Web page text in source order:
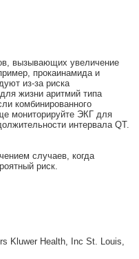
вызывающих увеличение
прокаинамида и
из-за риска
жизни аритмий типа
комбинированного
мониторируйте ЭКГ для
интервала QT.
случаев, когда
риск.
Kluwer Health, Inc St. Louis,